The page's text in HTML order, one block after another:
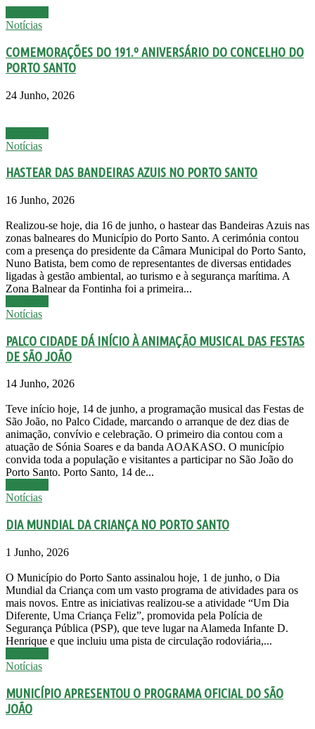
Notícias
COMEMORAÇÕES DO 191.º ANIVERSÁRIO DO CONCELHO DO
PORTO SANTO
24 Junho, 2026
Notícias
HASTEAR DAS BANDEIRAS AZUIS NO PORTO SANTO
16 Junho, 2026
Realizou-se hoje, dia 16 de junho, o hastear das Bandeiras Azuis nas
zonas balneares do Município do Porto Santo. A cerimónia contou
com a presença do presidente da Câmara Municipal do Porto Santo,
Nuno Batista, bem como de representantes de diversas entidades
ligadas à gestão ambiental, ao turismo e à segurança marítima. A
Zona Balnear da Fontinha foi a primeira...
Notícias
PALCO CIDADE DÁ INÍCIO À ANIMAÇÃO MUSICAL DAS FESTAS
DE SÃO JOÃO
14 Junho, 2026
Teve início hoje, 14 de junho, a programação musical das Festas de
São João, no Palco Cidade, marcando o arranque de dez dias de
animação, convívio e celebração. O primeiro dia contou com a
atuação de Sónia Soares e da banda AOAKASO. O município
convida toda a população e visitantes a participar no São João do
Porto Santo. Porto Santo, 14 de...
Notícias
DIA MUNDIAL DA CRIANÇA NO PORTO SANTO
1 Junho, 2026
O Município do Porto Santo assinalou hoje, 1 de junho, o Dia
Mundial da Criança com um vasto programa de atividades para os
mais novos. Entre as iniciativas realizou-se a atividade “Um Dia
Diferente, Uma Criança Feliz”, promovida pela Polícia de
Segurança Pública (PSP), que teve lugar na Alameda Infante D.
Henrique e que incluiu uma pista de circulação rodoviária,...
Notícias
MUNICÍPIO APRESENTOU O PROGRAMA OFICIAL DO SÃO
JOÃO